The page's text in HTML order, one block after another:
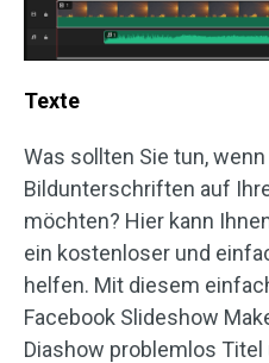
Texte
Was sollten Sie tun,
Bildunterschriften auf
möchten? Hier kann
ein kostenloser und
helfen. Mit diesem
Facebook Slideshow
Diashow problemlos